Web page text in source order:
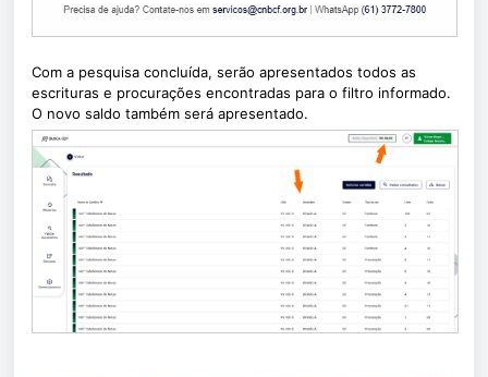
Com a pesquisa concluída, serão apresentados todos as
escrituras e procurações encontradas para o filtro informado.
O novo saldo também será apresentado.